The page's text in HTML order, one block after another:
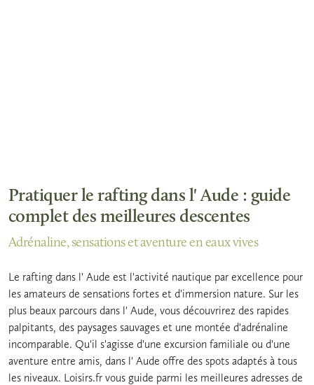
Pratiquer le rafting dans l' Aude : guide
complet des meilleures descentes
Adrénaline, sensations et aventure en eaux vives
Le rafting dans l' Aude est l'activité nautique par excellence pour
les amateurs de sensations fortes et d'immersion nature. Sur les
plus beaux parcours dans l' Aude, vous découvrirez des rapides
palpitants, des paysages sauvages et une montée d'adrénaline
incomparable. Qu'il s'agisse d'une excursion familiale ou d'une
aventure entre amis, dans l' Aude offre des spots adaptés à tous
les niveaux. Loisirs.fr vous guide parmi les meilleures adresses de